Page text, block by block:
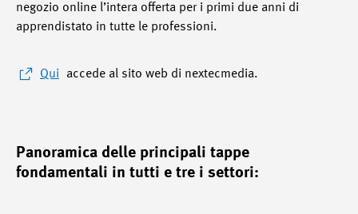
negozio online l’intera offerta per i primi due anni di
apprendistato in tutte le professioni.
Qui accede al sito web di nextecmedia.
Panoramica delle principali tappe
fondamentali in tutti e tre i settori: